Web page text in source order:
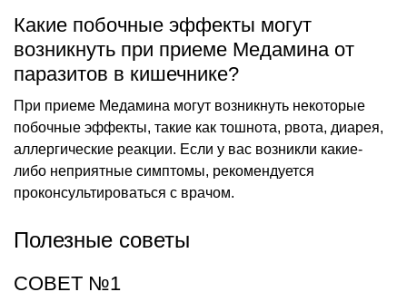
Какие побочные эффекты могут
возникнуть при приеме Медамина от
паразитов в кишечнике?
При приеме Медамина могут возникнуть некоторые
побочные эффекты, такие как тошнота, рвота, диарея,
аллергические реакции. Если у вас возникли какие-
либо неприятные симптомы, рекомендуется
проконсультироваться с врачом.
Полезные советы
СОВЕТ №1